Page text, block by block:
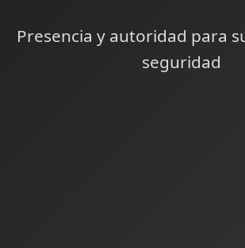
Presencia y autoridad para
seguridad